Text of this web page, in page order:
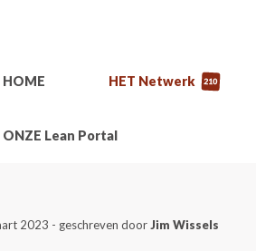
HOME HET Netwerk 210
ONZE Lean Portal
2023 - geschreven doorJim Wissels